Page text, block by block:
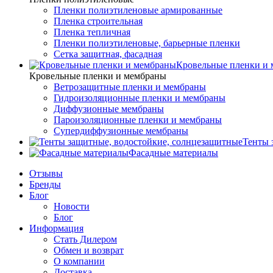
Пленки полиэтиленовые армированные
Пленка строительная
Пленка тепличная
Пленки полиэтиленовые, барьерные пленки
Сетка защитная, фасадная
Кровельные пленки и
Кровельные пленки и мембраны
Ветрозащитные пленки и мембраны
Гидроизоляционные пленки и мембраны
Диффузионные мембраны
Пароизоляционные пленки и мембраны
Супердиффузионные мембраны
Тенты
Фасадные материалы
Отзывы
Бренды
Блог
Новости
Блог
Информация
Стать Дилером
Обмен и возврат
О компании